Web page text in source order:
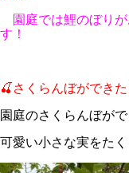
園庭では鯉のぼりが
す！
🍒さくらんぼができた
園庭のさくらんぼがで
可愛い小さな実をたく